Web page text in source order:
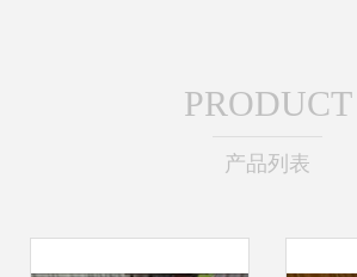
PRODUCT
产品列表